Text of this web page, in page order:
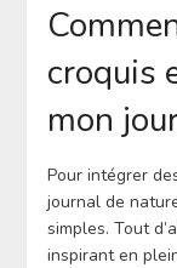
croquis
mon
Pour intégrer
journal de
simples. Tout
inspirant en